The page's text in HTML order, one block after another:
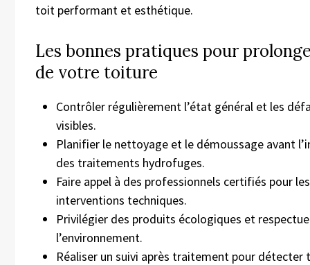
toit performant et esthétique.
Les bonnes pratiques pour
de votre toiture
Contrôler régulièrement l’état général et les
visibles.
Planifier le nettoyage et le démoussage avant
des traitements hydrofuges.
Faire appel à des professionnels certifiés pour les
interventions techniques.
Privilégier des produits écologiques et
l’environnement.
Réaliser un suivi après traitement pour détecter